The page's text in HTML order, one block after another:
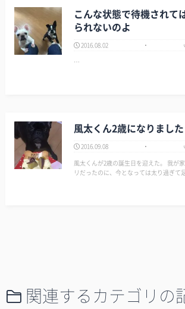
こんな状態で待機されて
られないのよ
2016.08.02
…
風太くん2歳になりました
2016.09.08
風太くんが2歳の誕生日を迎えた。 我が
リだったのに、今となっては太り過ぎて
関連するカテゴリの